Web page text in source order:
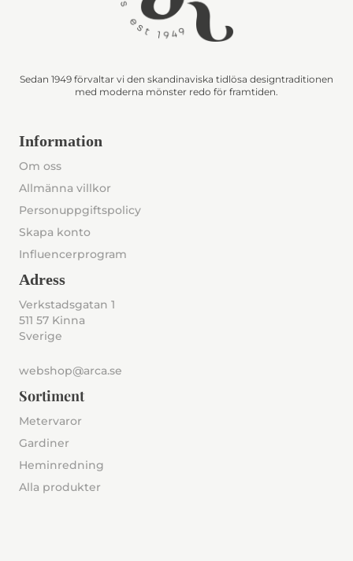
Sedan 1949 förvaltar vi den skandinaviska tidlösa designtraditionen
med moderna mönster redo för framtiden.
Information
Om oss
Allmänna villkor
Personuppgiftspolicy
Skapa konto
Influencerprogram
Adress
Verkstadsgatan 1
511 57 Kinna
Sverige
webshop@arca.se
Sortiment
Metervaror
Gardiner
Heminredning
Alla produkter